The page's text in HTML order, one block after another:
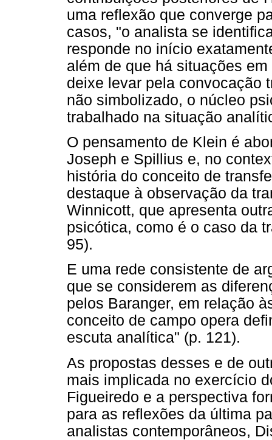
uma reflexão que converge
casos, "o analista se
responde no início
além de que há situações
deixe levar pela convocação
não simbolizado, o núcleo
trabalhado na situação
O pensamento de Klein é
Joseph e Spillius e, no
história do conceito de
destaque à observação da
Winnicott, que apresenta
psicótica, como é o caso da
95).
E uma rede consistente de
que se considerem as
pelos Baranger, em relação
conceito de campo opera
escuta analítica" (p. 121).
As propostas desses e de
mais implicada no exercício
Figueiredo e a perspectiva
para as reflexões da última
analistas contemporâneos,